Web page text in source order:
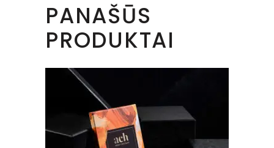
PANAŠŪS
PRODUKTAI
SALDUSIS JUODASIS EKOLOGIŠKAS
ŠOKOLADAS SU MIGDOLAIS IR
CINAMONU